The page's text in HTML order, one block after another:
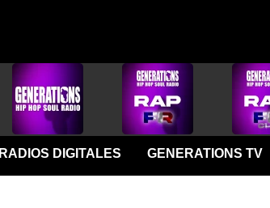
RADIOS DIGITALES GENERATIONS TV